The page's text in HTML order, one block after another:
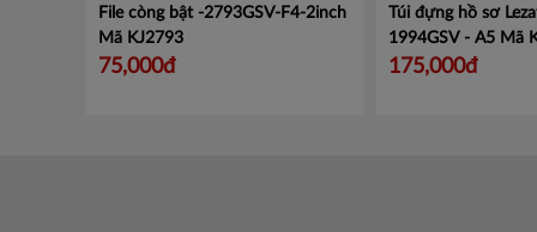
File còng bật -2793GSV-F4-2inch
Mã KJ2793
75,000đ
Túi đựng hồ sơ
1994GSV - A5 Mã
175,000đ